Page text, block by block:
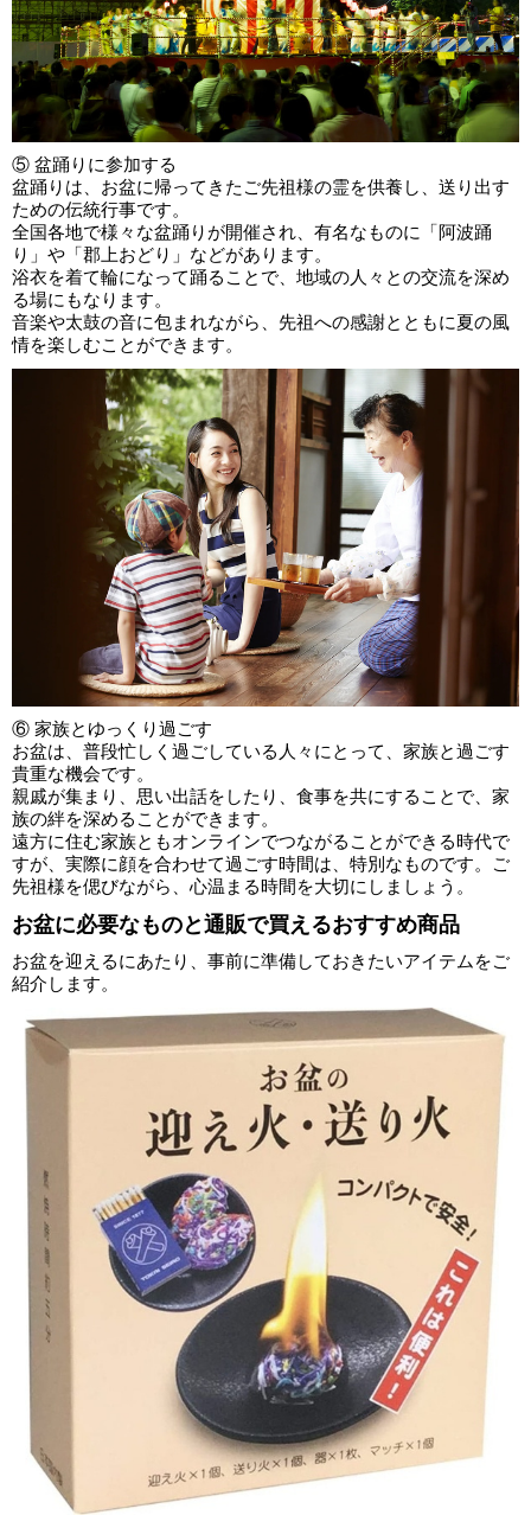
⑤ 盆踊りに参加する
盆踊りは、お盆に帰ってきたご先祖様の霊を供養し、送り出す
ための伝統行事です。
全国各地で様々な盆踊りが開催され、有名なものに「阿波踊
り」や「郡上おどり」などがあります。
浴衣を着て輪になって踊ることで、地域の人々との交流を深め
る場にもなります。
音楽や太鼓の音に包まれながら、先祖への感謝とともに夏の風
情を楽しむことができます。
⑥ 家族とゆっくり過ごす
お盆は、普段忙しく過ごしている人々にとって、家族と過ごす
貴重な機会です。
親戚が集まり、思い出話をしたり、食事を共にすることで、家
族の絆を深めることができます。
遠方に住む家族ともオンラインでつながることができる時代で
すが、実際に顔を合わせて過ごす時間は、特別なものです。ご
先祖様を偲びながら、心温まる時間を大切にしましょう。
お盆に必要なものと通販で買えるおすすめ商品
お盆を迎えるにあたり、事前に準備しておきたいアイテムをご
紹介します。